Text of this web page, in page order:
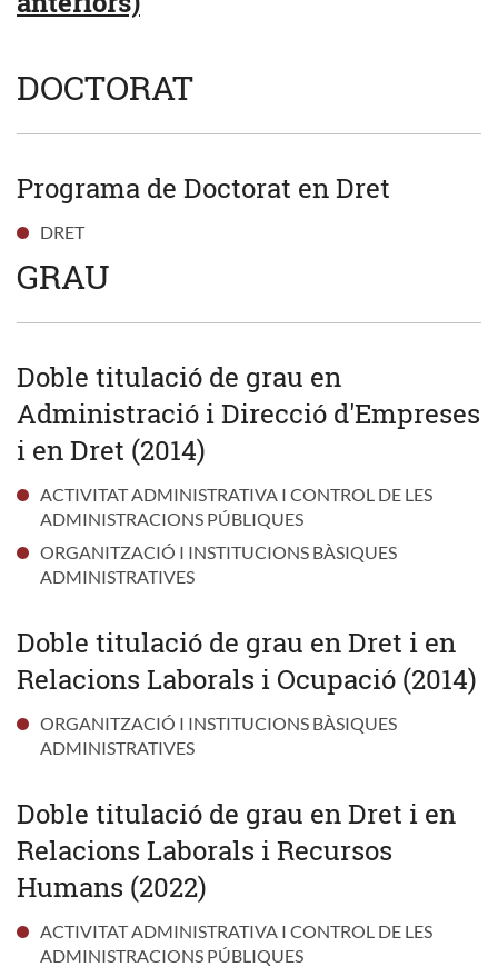
DOCTORAT
Programa de Doctorat en Dret
DRET
GRAU
Doble titulació de grau en
Administració i Direcció d'Empreses
i en Dret (2014)
ACTIVITAT ADMINISTRATIVA I CONTROL DE LES
ADMINISTRACIONS PÚBLIQUES
ORGANITZACIÓ I INSTITUCIONS BÀSIQUES
ADMINISTRATIVES
Doble titulació de grau en Dret i en
Relacions Laborals i Ocupació (2014)
ORGANITZACIÓ I INSTITUCIONS BÀSIQUES
ADMINISTRATIVES
Doble titulació de grau en Dret i en
Relacions Laborals i Recursos
Humans (2022)
ACTIVITAT ADMINISTRATIVA I CONTROL DE LES
ADMINISTRACIONS PÚBLIQUES